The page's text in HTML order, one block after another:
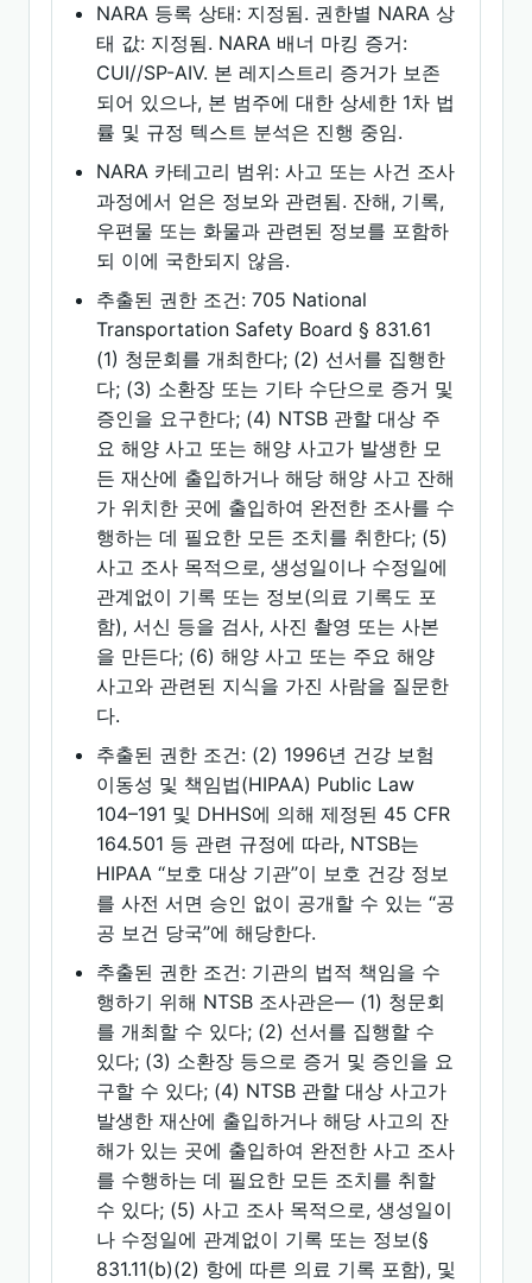
NARA 등록 상태: 지정됨. 권한별 NARA 상
태 값: 지정됨. NARA 배너 마킹 증거:
CUI//SP-AIV. 본 레지스트리 증거가 보존
되어 있으나, 본 범주에 대한 상세한 1차 법
률 및 규정 텍스트 분석은 진행 중임.
NARA 카테고리 범위: 사고 또는 사건 조사
과정에서 얻은 정보와 관련됨. 잔해, 기록,
우편물 또는 화물과 관련된 정보를 포함하
되 이에 국한되지 않음.
추출된 권한 조건: 705 National
Transportation Safety Board § 831.61
(1) 청문회를 개최한다; (2) 선서를 집행한
다; (3) 소환장 또는 기타 수단으로 증거 및
증인을 요구한다; (4) NTSB 관할 대상 주
요 해양 사고 또는 해양 사고가 발생한 모
든 재산에 출입하거나 해당 해양 사고 잔해
가 위치한 곳에 출입하여 완전한 조사를 수
행하는 데 필요한 모든 조치를 취한다; (5)
사고 조사 목적으로, 생성일이나 수정일에
관계없이 기록 또는 정보(의료 기록도 포
함), 서신 등을 검사, 사진 촬영 또는 사본
을 만든다; (6) 해양 사고 또는 주요 해양
사고와 관련된 지식을 가진 사람을 질문한
다.
추출된 권한 조건: (2) 1996년 건강 보험
이동성 및 책임법(HIPAA) Public Law
104–191 및 DHHS에 의해 제정된 45 CFR
164.501 등 관련 규정에 따라, NTSB는
HIPAA ‘‘보호 대상 기관’’이 보호 건강 정보
를 사전 서면 승인 없이 공개할 수 있는 ‘‘공
공 보건 당국’’에 해당한다.
추출된 권한 조건: 기관의 법적 책임을 수
행하기 위해 NTSB 조사관은— (1) 청문회
를 개최할 수 있다; (2) 선서를 집행할 수
있다; (3) 소환장 등으로 증거 및 증인을 요
구할 수 있다; (4) NTSB 관할 대상 사고가
발생한 재산에 출입하거나 해당 사고의 잔
해가 있는 곳에 출입하여 완전한 사고 조사
를 수행하는 데 필요한 모든 조치를 취할
수 있다; (5) 사고 조사 목적으로, 생성일이
나 수정일에 관계없이 기록 또는 정보(§
831.11(b)(2) 항에 따른 의료 기록 포함), 및